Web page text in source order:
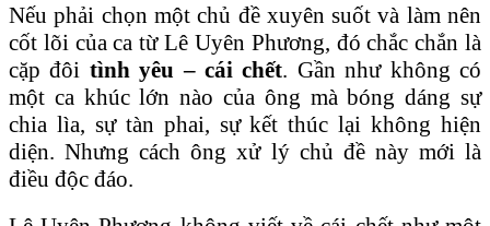
Nếu phải chọn một chủ đề xuyên suốt và làm nên
cốt lõi của ca từ Lê Uyên Phương, đó chắc chắn là
cặp đôi tình yêu – cái chết. Gần như không có
một ca khúc lớn nào của ông mà bóng dáng sự
chia lìa, sự tàn phai, sự kết thúc lại không hiện
diện. Nhưng cách ông xử lý chủ đề này mới là
điều độc đáo.